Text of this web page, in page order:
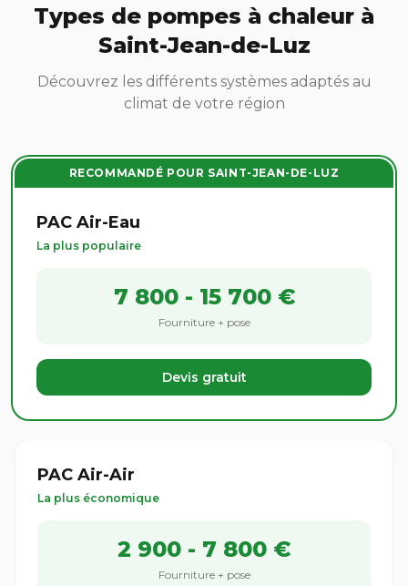
Types de pompes à chaleur à
Saint-Jean-de-Luz
Découvrez les différents systèmes adaptés au
climat de votre région
RECOMMANDÉ POUR SAINT-JEAN-DE-LUZ
PAC Air-Eau
La plus populaire
7 800 - 15 700 €
Fourniture + pose
Devis gratuit
PAC Air-Air
La plus économique
2 900 - 7 800 €
Fourniture + pose